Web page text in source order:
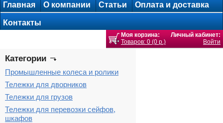
Главная О компании Статьи Оплата и доставка
Контакты
Моя корзина:
Товаров: 0 (0 р.)
Личный кабинет:
Войти
Категории
Промышленные колеса и ролики
Тележки для дворников
Тележки для грузов
Тележки для перевозки сейфов,
шкафов